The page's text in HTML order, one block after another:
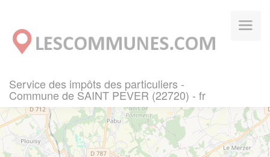
Service des impôts des particuliers -
Commune de SAINT PEVER (22720) - fr